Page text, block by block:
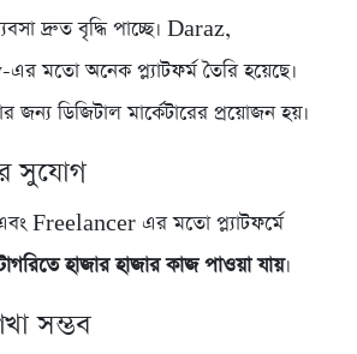
দ্রুত বৃদ্ধি পাচ্ছে। Daraz,
অনেক প্ল্যাটফর্ম তৈরি হয়েছে।
জন্য ডিজিটাল মার্কেটারের প্রয়োজন হয়।
সুযোগ
Freelancer এর মতো প্ল্যাটফর্মে
হাজার হাজার কাজ পাওয়া যায়।
সম্ভব